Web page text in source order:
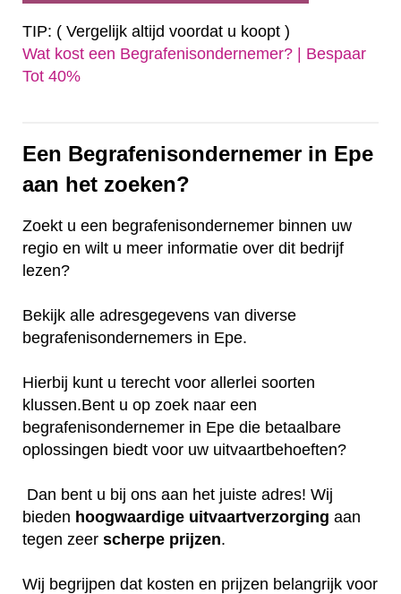
TIP: ( Vergelijk altijd voordat u koopt )
Wat kost een Begrafenisondernemer? | Bespaar
Tot 40%‎
Een Begrafenisondernemer in Epe
aan het zoeken?
Zoekt u een begrafenisondernemer binnen uw
regio en wilt u meer informatie over dit bedrijf
lezen?
Bekijk alle adresgegevens van diverse
begrafenisondernemers in Epe.
Hierbij kunt u terecht voor allerlei soorten
klussen.Bent u op zoek naar een
begrafenisondernemer in Epe die betaalbare
oplossingen biedt voor uw uitvaartbehoeften?
Dan bent u bij ons aan het juiste adres! Wij
bieden hoogwaardige uitvaartverzorging aan
tegen zeer scherpe prijzen.
Wij begrijpen dat kosten en prijzen belangrijk voor